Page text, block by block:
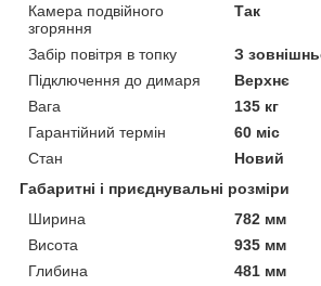
Камера подвійного
згоряння
Так
Забір повітря в топку
З
Підключення до димаря
Верхнє
Вага
135 кг
Гарантійний термін
60 міс
Стан
Новий
Габаритні і приєднувальні розміри
Ширина
782 мм
Висота
935 мм
Глибина
481 мм